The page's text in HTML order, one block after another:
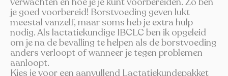
je goed voorbereid! Borstvoeding geven lukt
meestal vanzelf, maar soms heb je extra hulp
nodig. Als lactatiekundige IBCLC ben ik opgeleid
om je na de bevalling te helpen als de borstvoeding
anders verloopt of wanneer je tegen problemen
aanloopt.
Kies je voor een aanvullend Lactatiekundepakket